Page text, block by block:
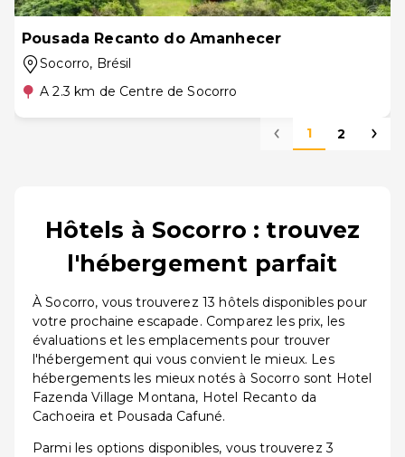
Pousada Recanto do Amanhecer
Socorro, Brésil
A 2.3 km de Centre de Socorro
1 2
Hôtels à Socorro : trouvez
l'hébergement parfait
À Socorro, vous trouverez 13 hôtels disponibles pour
votre prochaine escapade. Comparez les prix, les
évaluations et les emplacements pour trouver
l'hébergement qui vous convient le mieux. Les
hébergements les mieux notés à Socorro sont Hotel
Fazenda Village Montana, Hotel Recanto da
Cachoeira et Pousada Cafuné.
Parmi les options disponibles, vous trouverez 3